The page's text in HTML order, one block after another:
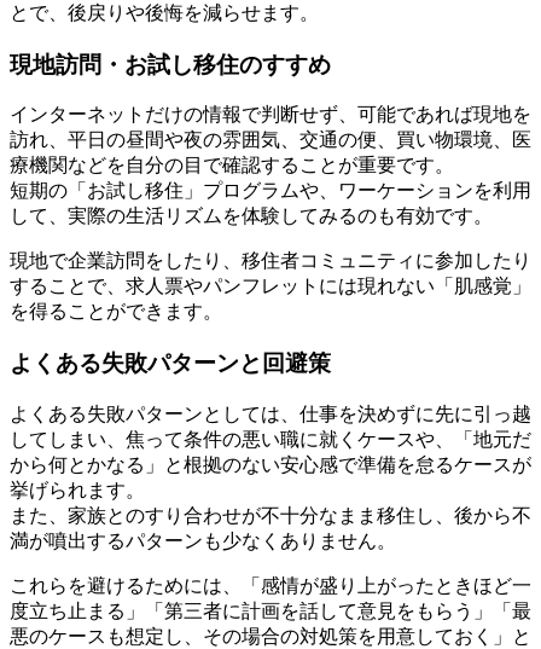
とで、後戻りや後悔を減らせます。
現地訪問・お試し移住のすすめ
インターネットだけの情報で判断せず、可能であれば現地を
訪れ、平日の昼間や夜の雰囲気、交通の便、買い物環境、医
療機関などを自分の目で確認することが重要です。
短期の「お試し移住」プログラムや、ワーケーションを利用
して、実際の生活リズムを体験してみるのも有効です。
現地で企業訪問をしたり、移住者コミュニティに参加したり
することで、求人票やパンフレットには現れない「肌感覚」
を得ることができます。
よくある失敗パターンと回避策
よくある失敗パターンとしては、仕事を決めずに先に引っ越
してしまい、焦って条件の悪い職に就くケースや、「地元だ
から何とかなる」と根拠のない安心感で準備を怠るケースが
挙げられます。
また、家族とのすり合わせが不十分なまま移住し、後から不
満が噴出するパターンも少なくありません。
これらを避けるためには、「感情が盛り上がったときほど一
度立ち止まる」「第三者に計画を話して意見をもらう」「最
悪のケースも想定し、その場合の対処策を用意しておく」と